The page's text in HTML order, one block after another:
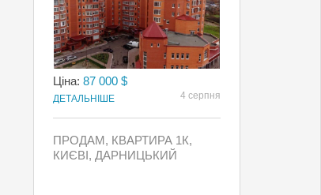
Ціна: 87 000 $
ДЕТАЛЬНІШЕ 4 серпня
ПРОДАМ, КВАРТИРА 1К,
КИЄВI, ДАРНИЦЬКИЙ